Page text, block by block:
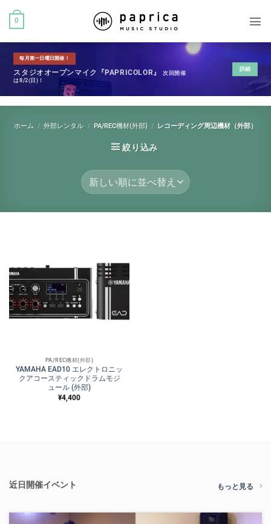
0
毎月第一日曜日開催！
スタジオオープンマイク『PAPRICOLOR』次回開催
は8/2(日)！
詳細
ホーム / 外部レンタル / PA/REC機材(外部) / レコーディング周辺機材（外部）
絞り込み
PA/REC機材(外部)
YAMAHA EAD10 エレクトロニッ
クアコースティックドラムモジ
ュール (外部)
¥4,400
近日開催イベント もっと見る